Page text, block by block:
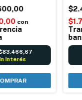
simil
Novo SCH
con
interés